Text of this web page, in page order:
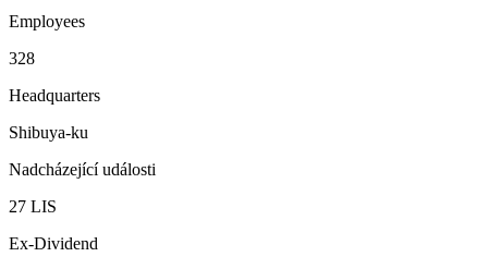
Employees
328
Headquarters
Shibuya-ku
Nadcházející události
27 LIS
Ex-Dividend